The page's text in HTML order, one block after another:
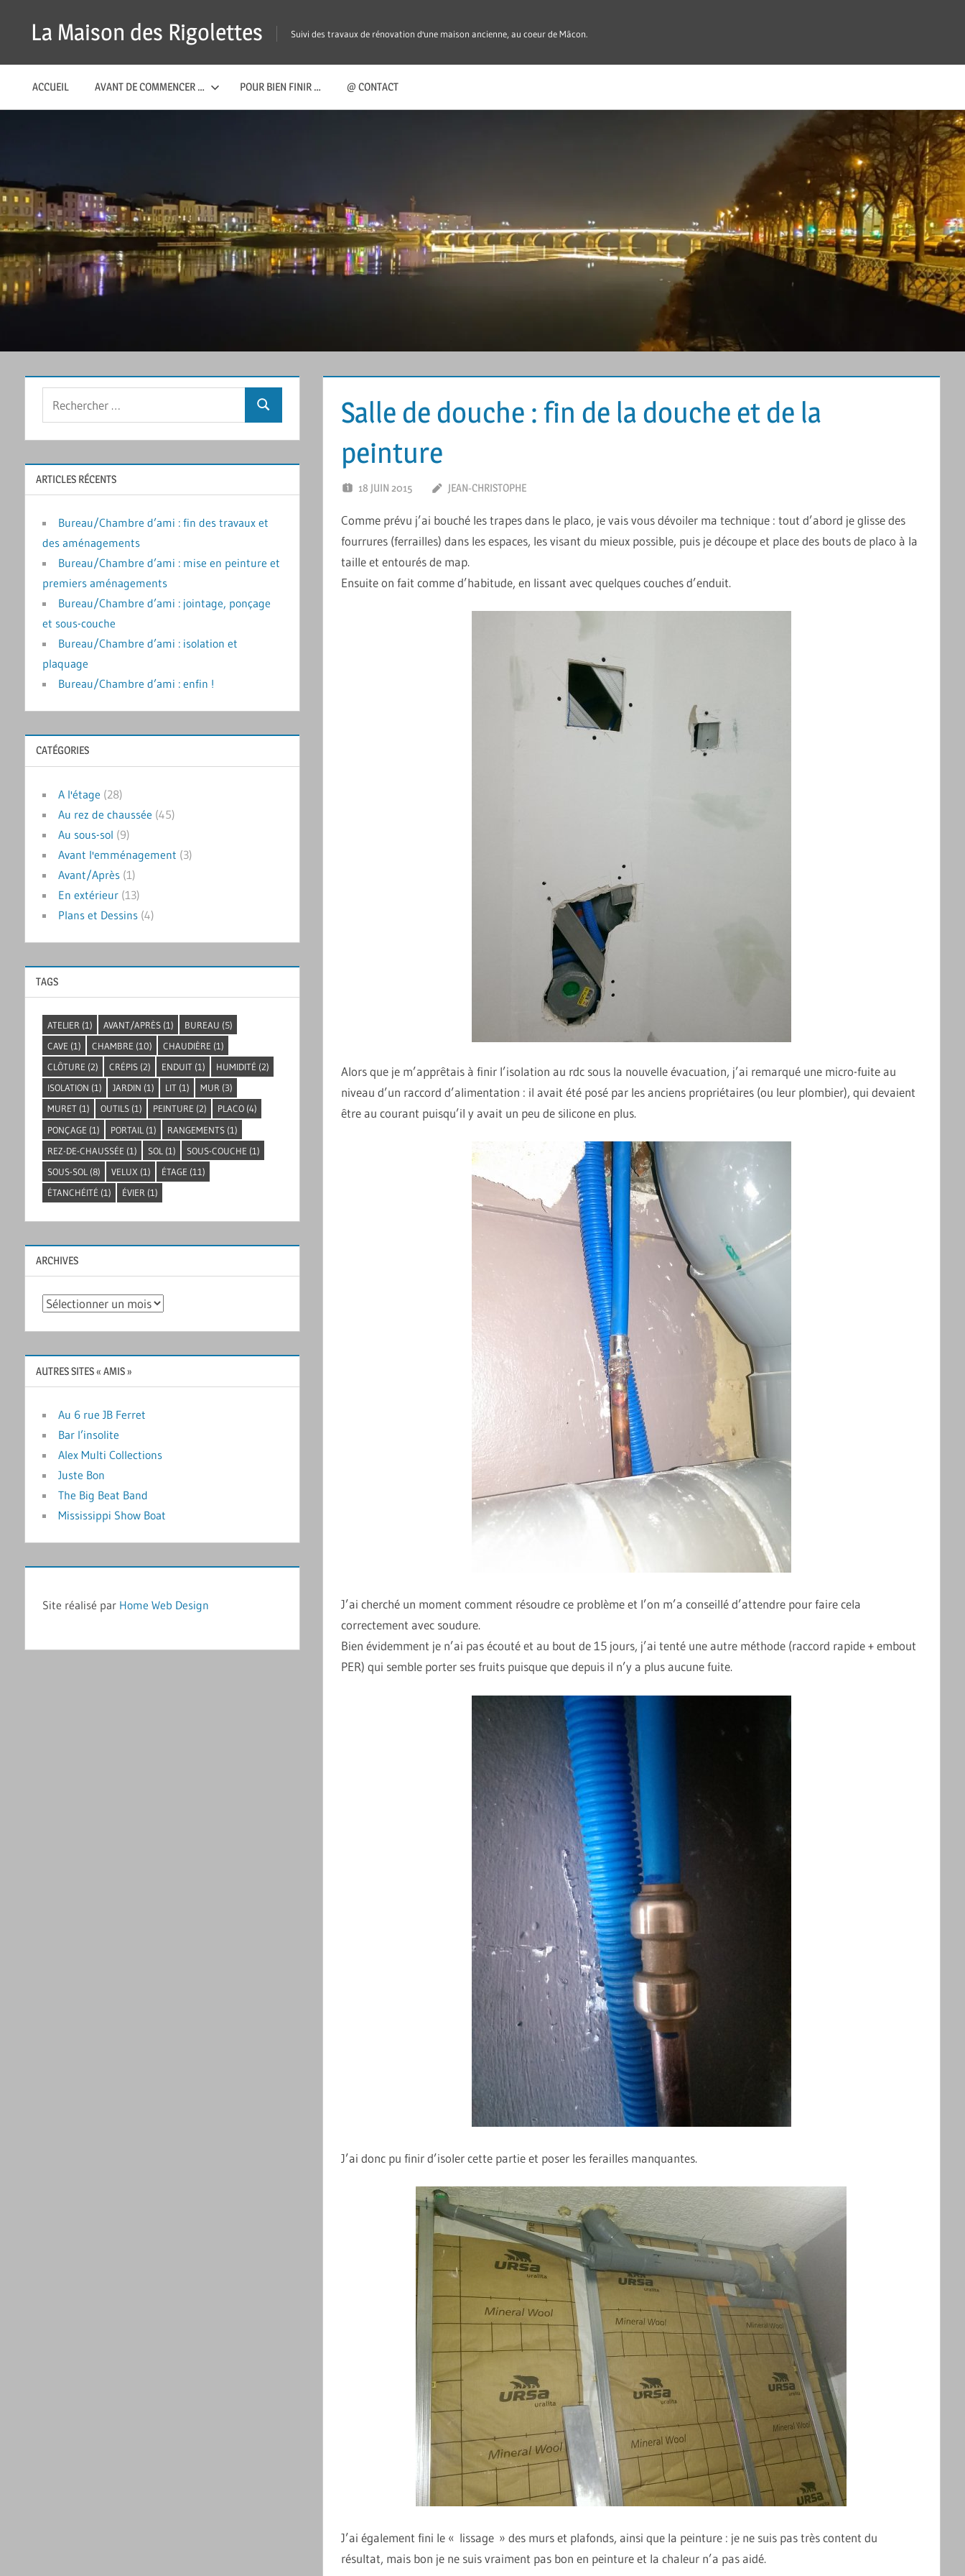
La Maison des Rigolettes Suivi des travaux de rénovation d'une maison ancienne, au coeur de Mâcon.
ACCUEIL AVANT DE COMMENCER … POUR BIEN FINIR … @ CONTACT
Salle de douche : fin de la douche et de la
peinture
18 JUIN 2015 JEAN-CHRISTOPHE
Comme prévu j’ai bouché les trapes dans le placo, je vais vous dévoiler ma technique : tout d’abord je glisse des
fourrures (ferrailles) dans les espaces, les visant du mieux possible, puis je découpe et place des bouts de placo à la
taille et entourés de map.
Ensuite on fait comme d’habitude, en lissant avec quelques couches d’enduit.
Alors que je m’apprêtais à finir l’isolation au rdc sous la nouvelle évacuation, j’ai remarqué une micro-fuite au
niveau d’un raccord d’alimentation : il avait été posé par les anciens propriétaires (ou leur plombier), qui devaient
être au courant puisqu’il y avait un peu de silicone en plus.
J’ai cherché un moment comment résoudre ce problème et l’on m’a conseillé d’attendre pour faire cela
correctement avec soudure.
Bien évidemment je n’ai pas écouté et au bout de 15 jours, j’ai tenté une autre méthode (raccord rapide + embout
PER) qui semble porter ses fruits puisque que depuis il n’y a plus aucune fuite.
J’ai donc pu finir d’isoler cette partie et poser les ferailles manquantes.
J’ai également fini le « lissage » des murs et plafonds, ainsi que la peinture : je ne suis pas très content du
résultat, mais bon je ne suis vraiment pas bon en peinture et la chaleur n’a pas aidé.
Recherche
ARTICLES RÉCENTS
Bureau/Chambre d’ami : fin des travaux et
des aménagements
Bureau/Chambre d’ami : mise en peinture et
premiers aménagements
Bureau/Chambre d’ami : jointage, ponçage
et sous-couche
Bureau/Chambre d’ami : isolation et
plaquage
Bureau/Chambre d’ami : enfin !
CATÉGORIES
A l'étage (28)
Au rez de chaussée (45)
Au sous-sol (9)
Avant l'emménagement (3)
Avant/Après (1)
En extérieur (13)
Plans et Dessins (4)
TAGS
ATELIER (1) AVANT/APRÈS(1) BUREAU (5)
CAVE (1) CHAMBRE (10) CHAUDIÈRE (1)
CLÔTURE (2) CRÉPIS(2) ENDUIT(1) HUMIDITÉ (2)
ISOLATION (1) JARDIN (1) LIT(1) MUR(3)
MURET(1) OUTILS(1) PEINTURE (2) PLACO(4)
PONÇAGE (1) PORTAIL (1) RANGEMENTS(1)
REZ-DE-CHAUSSÉE (1) SOL (1) SOUS-COUCHE (1)
SOUS-SOL (8) VELUX (1) ÉTAGE (11)
ÉTANCHÉITÉ (1) ÉVIER (1)
ARCHIVES
Archives
AUTRES SITES « AMIS »
Au 6 rue JB Ferret
Bar l’insolite
Alex Multi Collections
Juste Bon
The Big Beat Band
Mississippi Show Boat
Site réalisé par Home Web Design